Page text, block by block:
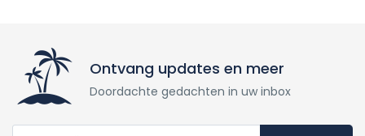
Ontvang updates en meer
Doordachte gedachten in uw inbox